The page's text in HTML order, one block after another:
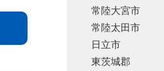
常陸大宮市
常陸太田市
日立市
東茨城郡